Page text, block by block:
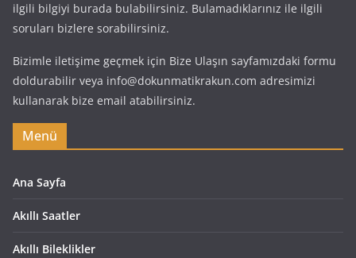
ilgili bilgiyi burada bulabilirsiniz. Bulamadıklarınız ile ilgili
soruları bizlere sorabilirsiniz.
Bizimle iletişime geçmek için Bize Ulaşın sayfamızdaki formu
doldurabilir veya info@dokunmatikrakun.com adresimizi
kullanarak bize email atabilirsiniz.
Menü
Ana Sayfa
Akıllı Saatler
Akıllı Bileklikler